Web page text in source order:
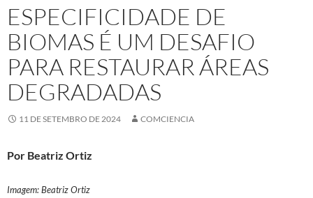
ESPECIFICIDADE DE
BIOMAS É UM DESAFIO
PARA RESTAURAR ÁREAS
DEGRADADAS
11 DE SETEMBRO DE 2024 COMCIENCIA
Por Beatriz Ortiz
Imagem: Beatriz Ortiz